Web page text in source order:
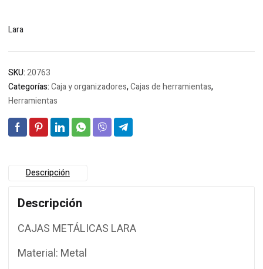
Lara
SKU:20763
Categorías:Caja y organizadores,Cajas de herramientas,
Herramientas
Descripción
Descripción
CAJAS METÁLICAS LARA
Material: Metal